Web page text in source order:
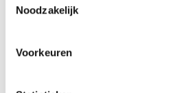
Noodzakelijk
VoorkeurenRECENT NIEUWS